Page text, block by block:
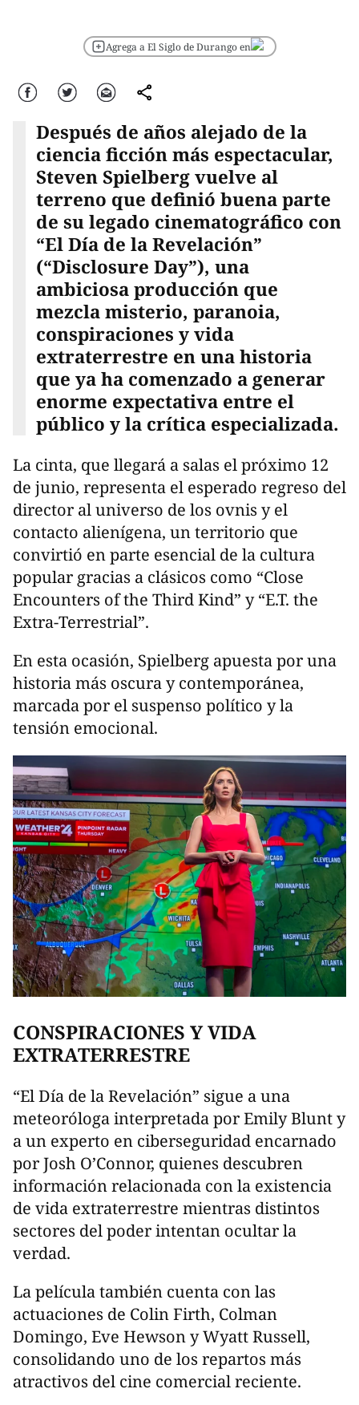
Agrega a El Siglo de Durango en
Facebook Twitter Correo comparte
Después de años alejado de la
ciencia ficción más espectacular,
Steven Spielberg vuelve al
terreno que definió buena parte
de su legado cinematográfico con
“El Día de la Revelación”
(“Disclosure Day”), una
ambiciosa producción que
mezcla misterio, paranoia,
conspiraciones y vida
extraterrestre en una historia
que ya ha comenzado a generar
enorme expectativa entre el
público y la crítica especializada.
La cinta, que llegará a salas el próximo 12
de junio, representa el esperado regreso del
director al universo de los ovnis y el
contacto alienígena, un territorio que
convirtió en parte esencial de la cultura
popular gracias a clásicos como “Close
Encounters of the Third Kind” y “E.T. the
Extra-Terrestrial”.
En esta ocasión, Spielberg apuesta por una
historia más oscura y contemporánea,
marcada por el suspenso político y la
tensión emocional.
CONSPIRACIONES Y VIDA
EXTRATERRESTRE
“El Día de la Revelación” sigue a una
meteoróloga interpretada por Emily Blunt y
a un experto en ciberseguridad encarnado
por Josh O’Connor, quienes descubren
información relacionada con la existencia
de vida extraterrestre mientras distintos
sectores del poder intentan ocultar la
verdad.
La película también cuenta con las
actuaciones de Colin Firth, Colman
Domingo, Eve Hewson y Wyatt Russell,
consolidando uno de los repartos más
atractivos del cine comercial reciente.